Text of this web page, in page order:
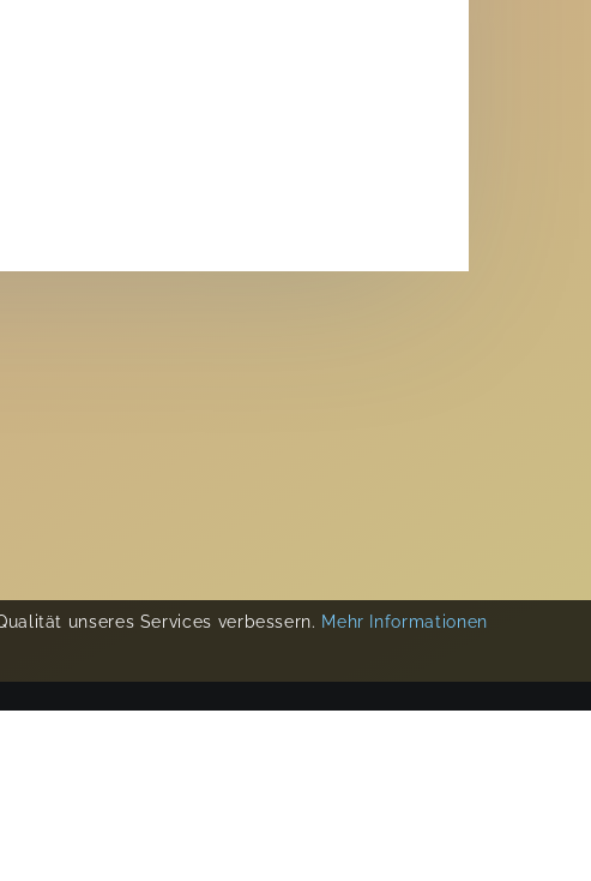
unseres Services verbessern. Mehr Informationen